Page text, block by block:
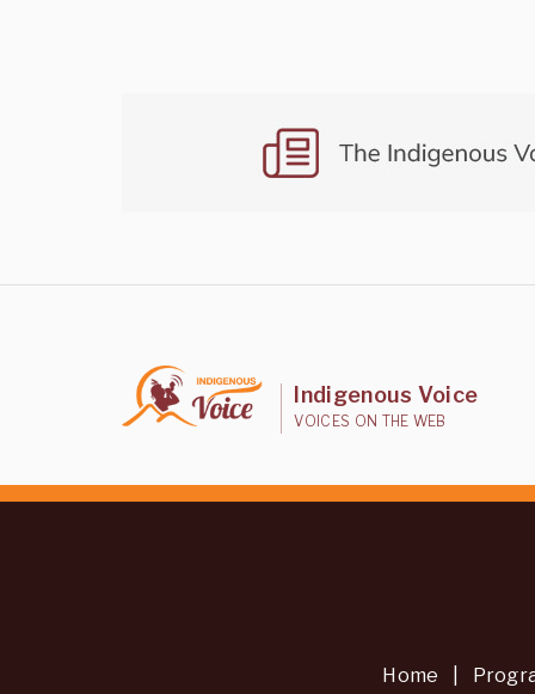
Indigenous Voice
VOICES ON THE WEB
Home